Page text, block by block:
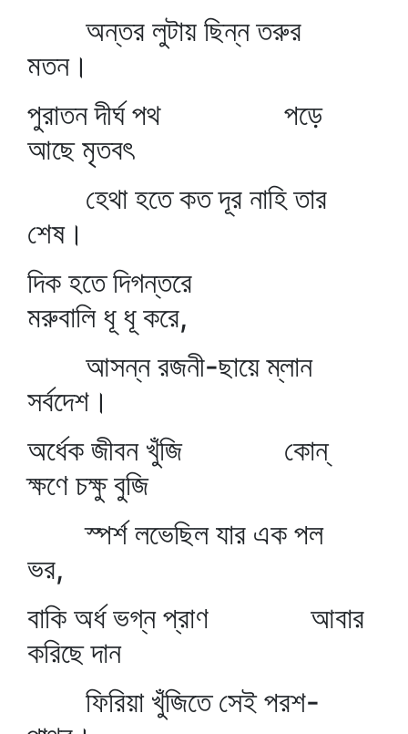
অন্তর লুটায় ছিন্ন তরুর
মতন।
পুরাতন দীর্ঘ পথ পড়ে
আছে মৃতবৎ
হেথা হতে কত দূর নাহি তার
শেষ।
দিক হতে দিগন্তরে
মরুবালি ধূ ধূ করে,
আসন্ন রজনী-ছায়ে ম্লান
সর্বদেশ।
অর্ধেক জীবন খুঁজি কোন্‌
ক্ষণে চক্ষু বুজি
স্পর্শ লভেছিল যার এক পল
ভর,
বাকি অর্ধ ভগ্ন প্রাণ আবার
করিছে দান
ফিরিয়া খুঁজিতে সেই পরশ-